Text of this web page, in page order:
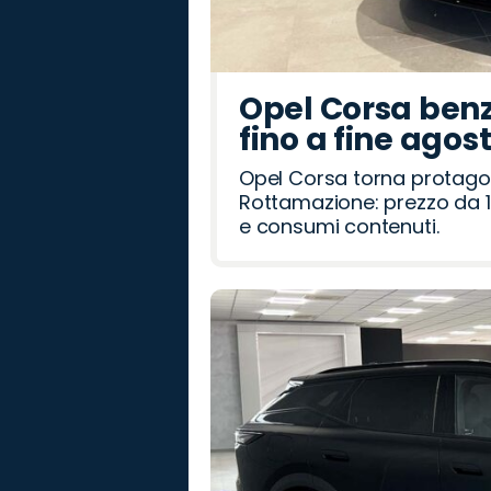
Opel Corsa
fino a fine
Opel Corsa torna
Rottamazione: prezzo da
e consumi contenuti.